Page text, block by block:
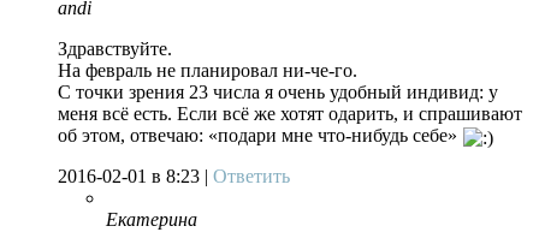
andi
Здравствуйте.
На февраль не планировал ни-че-го.
С точки зрения 23 числа я очень удобный индивид: у
меня всё есть. Если всё же хотят одарить, и спрашивают
об этом, отвечаю: «подари мне что-нибудь себе»
2016-02-01 в 8:23 | Ответить
Екатерина